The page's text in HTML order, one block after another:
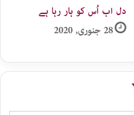
دل اب اُس کو ہار رہا ہے
28 جنوری, 2020